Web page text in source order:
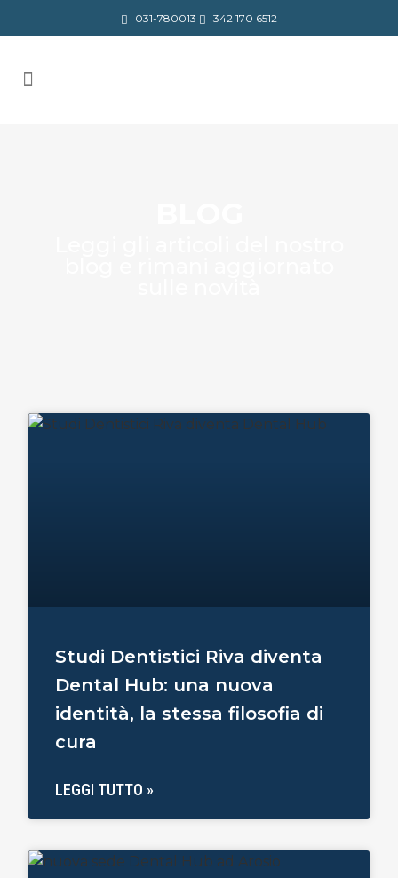
031-780013 342 170 6512
Studi Dentistici Riva diventa
Dental Hub: una nuova
identità, la stessa filosofia di
cura
LEGGI TUTTO »